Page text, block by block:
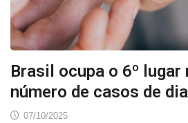
Brasil ocupa o 6º lugar
número de casos de
07/10/2025